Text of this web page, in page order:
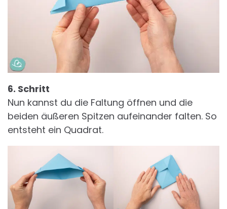
6. Schritt
Nun kannst du die Faltung öffnen und die
beiden äußeren Spitzen aufeinander falten. So
entsteht ein Quadrat.